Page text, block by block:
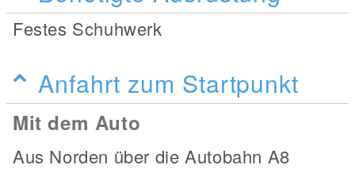
Festes Schuhwerk
Anfahrt zum Startpunkt
Mit dem Auto
Aus Norden über die Autobahn A8